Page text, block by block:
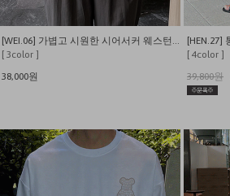
[WEI.06] 가볍고 시원한 시어서커 웨스턴 반팔 셔츠
[ 3color ]
38,000원
[ 4color ]
39,800원